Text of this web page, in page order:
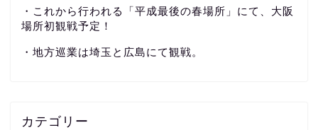
・これから行われる「平成最後の春場所」にて、大阪
場所初観戦予定！
・地方巡業は埼玉と広島にて観戦。
カテゴリー